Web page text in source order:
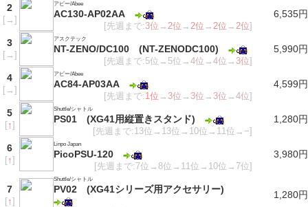
2
[→ ]
アビー/Abee
AC130-AP02AA
[先週まで:3位 →2位 →2位 →2位 →2位]
6,535円
3
[→ ]
アスクテック
NT-ZENO/DC100 (NT-ZENODC100)
[先週まで:5位→5位→4位 →4位 → 3位]
5,990円
4
[→ ]
アビー/Abee
AC84-AP03AA
[先週まで:1位 → 3位 → 3位 → 3位 →4位]
4,599円
5
[↑]
Shuttle/シャトル
PS01 (XG41用縦置きスタンド)
[先週まで:13位→13位→10位→11位→−]
1,280円
6
[↑]
Linpo Japan
PicoPSU-120
[先週まで:7位→8位→11位→10位→7位]
3,980円
7
[↑]
Shuttle/シャトル
PV02 (XG41シリーズ用アクセサリー) 1,280円